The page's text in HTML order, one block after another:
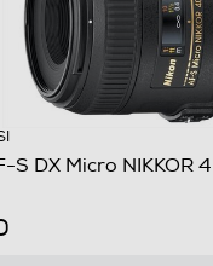
S DX Micro NIKKOR